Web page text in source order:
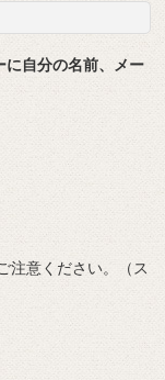
に自分の名前、メー
注意ください。（ス